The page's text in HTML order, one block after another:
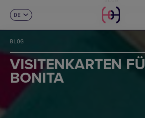
EN
FR
DE
IT
PT
KONTAKT
BLOG
VISITENKARTEN
BONITA